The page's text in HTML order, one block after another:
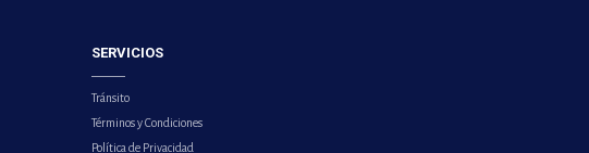
SERVICIOS
Tránsito
Términos y Condiciones
Política de Privacidad